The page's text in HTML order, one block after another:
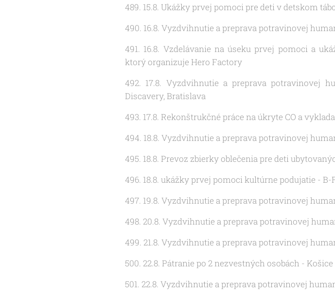
489. 15.8. Ukážky prvej pomoci pre deti v detskom
490. 16.8. Vyzdvihnutie a preprava potravinovej
491. 16.8. Vzdelávanie na úseku prvej pomoci a
ktorý organizuje Hero Factory
492. 17.8. Vyzdvihnutie a preprava potravinovej
Discavery, Bratislava
493. 17.8. Rekonštrukčné práce na úkryte CO a
494. 18.8. Vyzdvihnutie a preprava potravinovej
495. 18.8. Prevoz zbierky oblečenia pre deti
496. 18.8. ukážky prvej pomoci kultúrne podujatie -
497. 19.8. Vyzdvihnutie a preprava potravinovej
498. 20.8. Vyzdvihnutie a preprava potravinovej
499. 21.8. Vyzdvihnutie a preprava potravinovej
500. 22.8. Pátranie po 2 nezvestných osobách - Košice
501. 22.8. Vyzdvihnutie a preprava potravinovej